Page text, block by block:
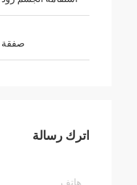
صفقة
اترك رسالة